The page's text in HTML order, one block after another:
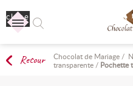
close
Aucun produit
Retour Chocolat de Mariage/
transparente/ Pochette